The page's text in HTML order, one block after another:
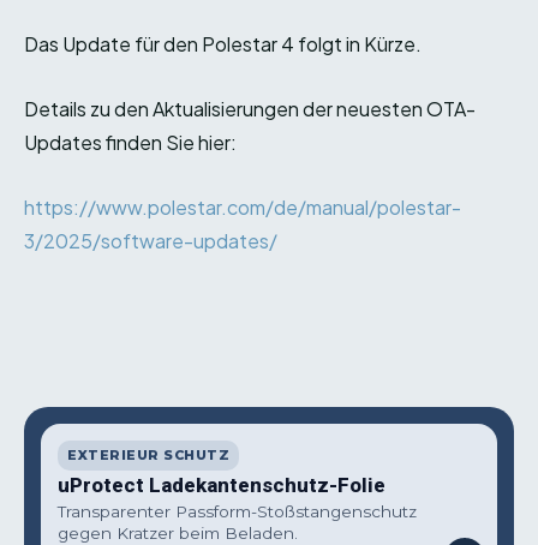
Das Update für den Polestar 4 folgt in Kürze.
Details zu den Aktualisierungen der neuesten OTA-
Updates finden Sie hier:
https://www.polestar.com/de/manual/polestar-
3/2025/software-updates/
EXTERIEUR SCHUTZ
uProtect Ladekantenschutz-Folie
Transparenter Passform-Stoßstangenschutz
gegen Kratzer beim Beladen.